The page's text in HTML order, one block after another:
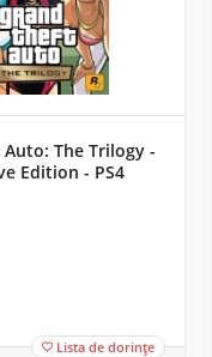
The Trilogy -
Edition - PS4
 Lista de dorințe